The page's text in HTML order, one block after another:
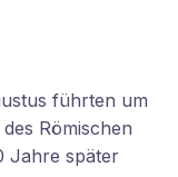
führten um
Römischen
Jahre später